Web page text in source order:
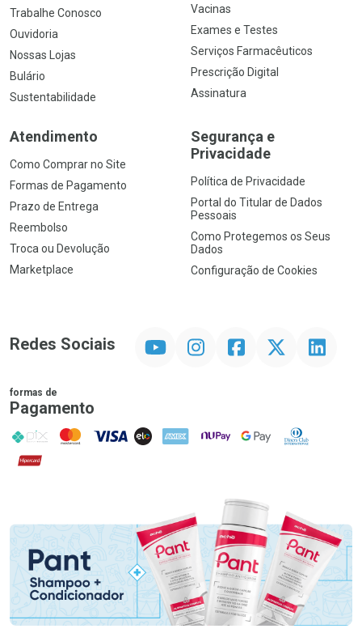
Trabalhe Conosco
Ouvidoria
Nossas Lojas
Bulário
Sustentabilidade
Vacinas
Exames e Testes
Serviços Farmacêuticos
Prescrição Digital
Assinatura
Atendimento
Como Comprar no Site
Formas de Pagamento
Prazo de Entrega
Reembolso
Troca ou Devolução
Marketplace
Segurança e
Privacidade
Política de Privacidade
Portal do Titular de Dados
Pessoais
Como Protegemos os Seus
Dados
Configuração de Cookies
Redes Sociais InstagramFacebookTwitter Linkedin
formas de
Pagamento
PIX MasterCard
VISA ELO AMEX NuPay Google PayDiners Club
Hipercard
Promoção em Destaque